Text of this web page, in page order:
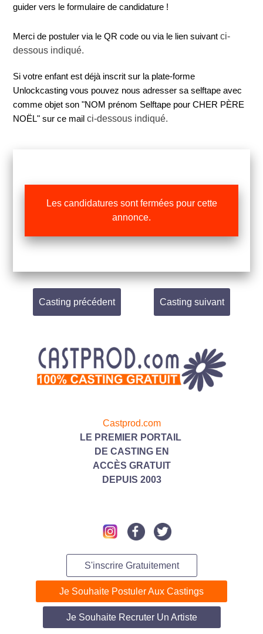
guider vers le formulaire de candidature !
Merci de postuler via le QR code ou via le lien suivant ci-
dessous indiqué.
Si votre enfant est déjà inscrit sur la plate-forme
Unlockcasting vous pouvez nous adresser sa selftape avec
comme objet son "NOM prénom Selftape pour CHER PÈRE
NOËL" sur ce mailci-dessous indiqué.
Les candidatures sont fermées pour cette
annonce.
Casting précédent Casting suivant
Castprod.com
LE PREMIER PORTAIL
DE CASTING EN
ACC ÈS GRATUIT
DEPUIS 2003
S'inscrire Gratuitement
Je Souhaite Postuler Aux Castings
Je Souhaite Recruter Un Artiste